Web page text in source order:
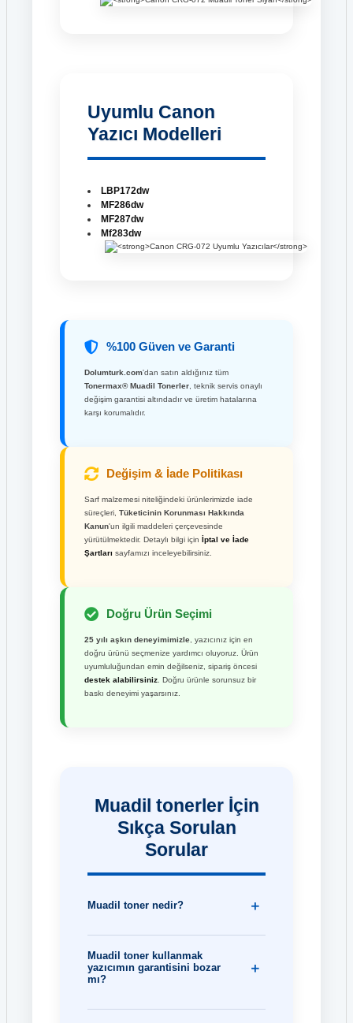
Uyumlu Canon
Yazıcı Modelleri
LBP172dw
MF286dw
MF287dw
Mf283dw
%100 Güven ve Garanti
Dolumturk.com'dan satın aldığınız tüm
Tonermax® Muadil Tonerler, teknik servis onaylı
değişim garantisi altındadır ve üretim hatalarına
karşı korumalıdır.
Değişim & İade Politikası
Sarf malzemesi niteliğindeki ürünlerimizde iade
süreçleri, Tüketicinin Korunması Hakkında
Kanun'un ilgili maddeleri çerçevesinde
yürütülmektedir. Detaylı bilgi için İptal ve İade
Şartları sayfamızı inceleyebilirsiniz.
Doğru Ürün Seçimi
25 yılı aşkın deneyimimizle, yazıcınız için en
doğru ürünü seçmenize yardımcı oluyoruz. Ürün
uyumluluğundan emin değilseniz, sipariş öncesi
destek alabilirsiniz. Doğru ürünle sorunsuz bir
baskı deneyimi yaşarsınız.
Muadil tonerler İçin
Sıkça Sorulan
Sorular
Muadil toner nedir?
Muadil toner kullanmak
yazıcımın garantisini bozar
mı?